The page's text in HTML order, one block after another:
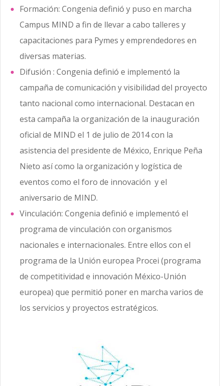
Formación: Congenia definió y puso en marcha
Campus MIND a fin de llevar a cabo talleres y
capacitaciones para Pymes y emprendedores en
diversas materias.
Difusión : Congenia definió e implementó la
campaña de comunicación y visibilidad del proyecto
tanto nacional como internacional. Destacan en
esta campaña la organización de la inauguración
oficial de MIND el 1 de julio de 2014 con la
asistencia del presidente de México, Enrique Peña
Nieto así como la organización y logística de
eventos como el foro de innovación y el
aniversario de MIND.
Vinculación: Congenia definió e implementó el
programa de vinculación con organismos
nacionales e internacionales. Entre ellos con el
programa de la Unión europea Procei (programa
de competitividad e innovación México-Unión
europea) que permitió poner en marcha varios de
los servicios y proyectos estratégicos.